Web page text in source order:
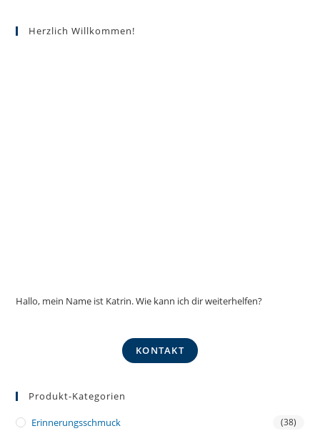
Herzlich Willkommen!
Hallo, mein Name ist Katrin. Wie kann ich dir weiterhelfen?
KONTAKT
Produkt-Kategorien
Erinnerungsschmuck (38)